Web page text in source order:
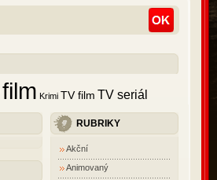
film Krimi TV film TV seriál
RUBRIKY
Akční
Animovaný